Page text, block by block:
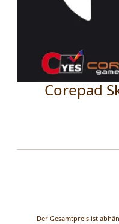
Corepad
Der Gesamtpreis ist